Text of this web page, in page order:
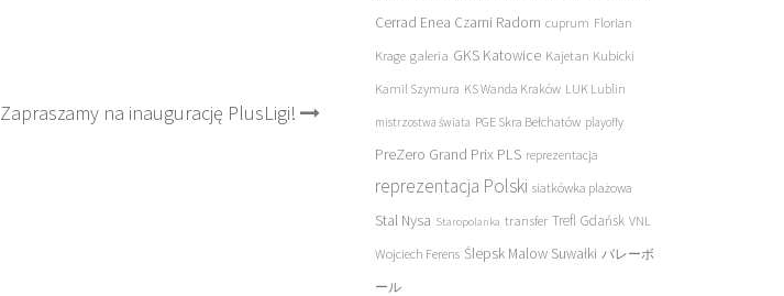
Zapraszamy na inaugurację PlusLigi!
Cerrad Enea Czarni Radom cuprum Florian
Krage galeria GKS Katowice Kajetan Kubicki
Kamil Szymura KS Wanda Kraków LUK Lublin
mistrzostwa świata PGE Skra Bełchatów playoffy
PreZero Grand Prix PLS reprezentacja
reprezentacja Polski siatkówka plażowa
Stal Nysa Staropolanka transfer Trefl Gdańsk VNL
Wojciech Ferens Ślepsk Malow Suwałki バレーボ
ール